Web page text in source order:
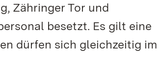
Zähringer Tor und
besetzt. Es gilt eine
dürfen sich gleichzeitig im